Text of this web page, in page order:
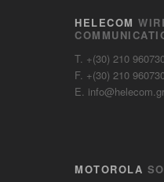
HELECOM
T. +(30) 210
F. +(30) 210
E. info@helecom.gr
MOTOROLA